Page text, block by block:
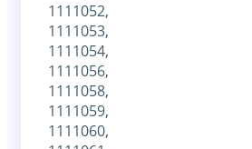
1111052,
1111053,
1111054,
1111056,
1111058,
1111059,
1111060,